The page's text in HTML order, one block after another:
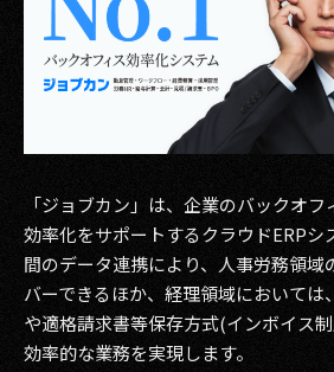
2023
2022
2021
2019
2018
2017
「ジョブカン」は、企業のバックオ
効率化をサポートするクラウドERPシ
間のデータ連携により、人事労務領域
バーできるほか、経理領域においては
や適格請求書等保存方式(インボイス
効率的な業務を実現します。